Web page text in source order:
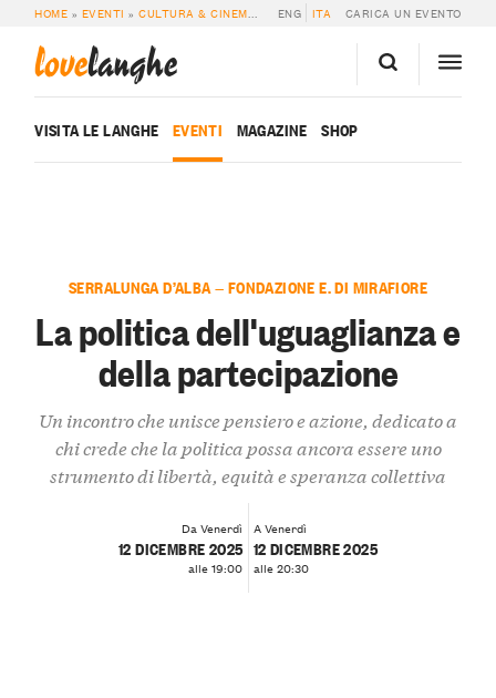
HOME » EVENTI »CULTURA & CINEMA » LA POLITICA DELL’UGUAGLIANZA E
ENG ITA CARICA UN EVENTO
lovelanghe
VISITA LE LANGHE EVENTI MAGAZINE SHOP
SERRALUNGA D’ALBA — FONDAZIONE E. DI MIRAFIORE
La politica dell'uguaglianza e
della partecipazione
Un incontro che unisce pensiero e azione, dedicato a
chi crede che la politica possa ancora essere uno
strumento di libertà, equità e speranza collettiva
Da Venerdì
12 DICEMBRE 2025
alle 19:00
A Venerdì
12 DICEMBRE 2025
alle 20:30